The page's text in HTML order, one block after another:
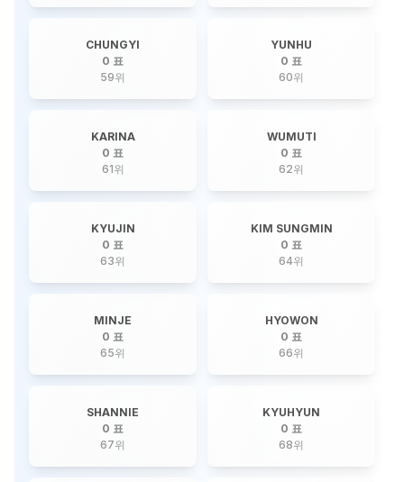
CHUNGYI
0 표
59위
YUNHU
0 표
60위
KARINA
0 표
61위
WUMUTI
0 표
62위
KYUJIN
0 표
63위
KIM SUNGMIN
0 표
64위
MINJE
0 표
65위
HYOWON
0 표
66위
SHANNIE
0 표
67위
KYUHYUN
0 표
68위